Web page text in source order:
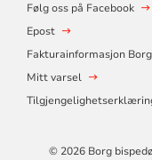
Følg oss på Facebook
Epost
Fakturainformasjon Borg
Mitt varsel
© 2026 Borg